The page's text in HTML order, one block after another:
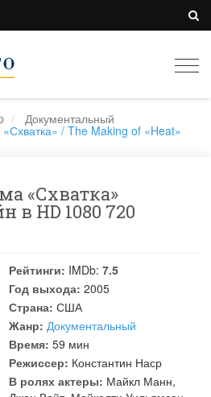
Документальный
/ The Making of «Heat»
«Схватка»
в HD 1080 720
Рейтинги: IMDb: 7.5
Год выхода: 2005
Страна: США
Жанр: Документальный
Время: 59 мин
Режиссер: Константин Наср
В ролях актеры: Майкл Манн,